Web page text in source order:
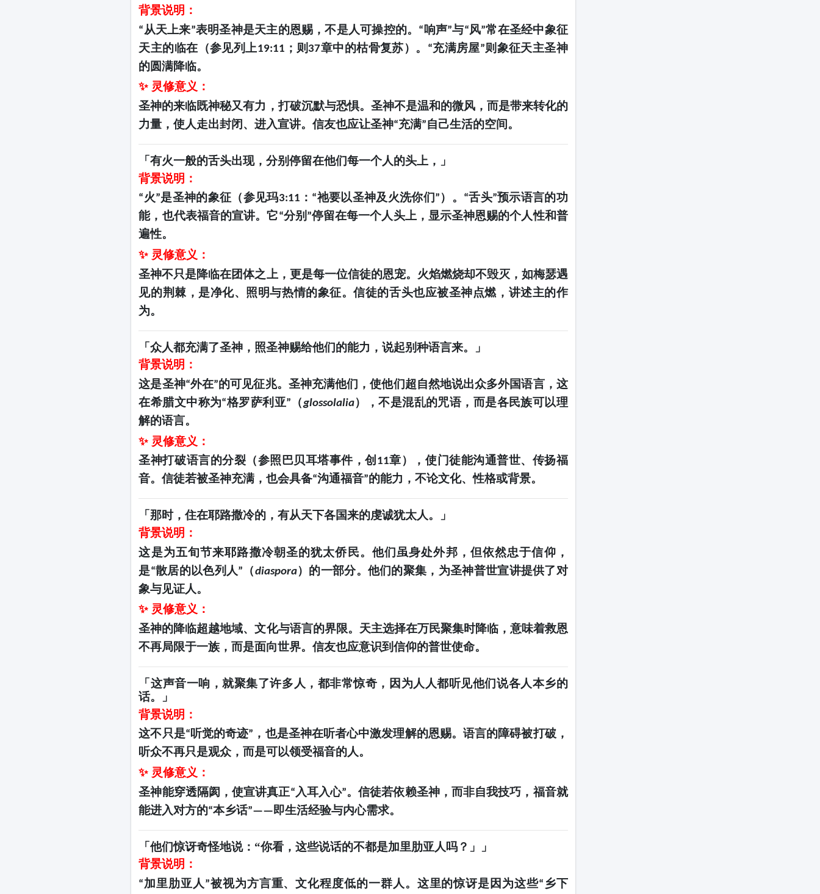
背景说明：
“ 从天上来”表明圣神是天主的恩赐，不是人可操控的。 “响声”与“风”常在圣经中象征
天主的临在（参见列上19:11 ；则 37章中的枯骨复苏）。 “充满房屋”则象征天主圣神
的圆满降临。
✨ 灵修意义：
圣神的来临既神秘又有力，打破沉默与恐惧。圣神不是温和的微风，而是带来转化的
力量，使人走出封闭、进入宣讲。信友也应让圣神“充满”自己生活的空间。
「有火一般的舌头出现，分别停留在他们每一个人的头上，」
背景说明：
“ 火”是圣神的象征（参见玛3:11 ： “祂要以圣神及火洗你们 ” ）。 “舌头”预示语言的功
能，也代表福音的宣讲。它“分别 ”停留在每一个人头上，显示圣神恩赐的个人性和普
遍性。
✨ 灵修意义：
圣神不只是降临在团体之上，更是每一位信徒的恩宠。火焰燃烧却不毁灭，如梅瑟遇
见的荆棘，是净化、照明与热情的象征。信徒的舌头也应被圣神点燃，讲述主的作
为。
「众人都充满了圣神，照圣神赐给他们的能力，说起别种语言来。」
背景说明：
这是圣神“外在”的可见征兆。圣神充满他们，使他们超自然地说出众多外国语言，这
在希腊文中称为“格罗萨利亚” （glossolalia），不是混乱的咒语，而是各民族可以理
解的语言。
✨ 灵修意义：
圣神打破语言的分裂（参照巴贝耳塔事件，创 11章），使门徒能沟通普世、传扬福
音。信徒若被圣神充满，也会具备“沟通福音”的能力，不论文化、性格或背景。
「那时，住在耶路撒冷的，有从天下各国来的虔诚犹太人。」
背景说明：
这是为五旬节来耶路撒冷朝圣的犹太侨民。他们虽身处外邦，但依然忠于信仰，
是“散居的以色列人 ” （diaspora）的一部分。他们的聚集，为圣神普世宣讲提供了对
象与见证人。
✨ 灵修意义：
圣神的降临超越地域、文化与语言的界限。天主选择在万民聚集时降临，意味着救恩
不再局限于一族，而是面向世界。信友也应意识到信仰的普世使命。
「这声音一响，就聚集了许多人，都非常惊奇，因为人人都听见他们说各人本乡的
话。」
背景说明：
这不只是“听觉的奇迹” ，也是圣神在听者心中激发理解的恩赐。语言的障碍被打破，
听众不再只是观众，而是可以领受福音的人。
✨ 灵修意义：
圣神能穿透隔阂，使宣讲真正“ 入耳入心”。信徒若依赖圣神，而非自我技巧，福音就
能进入对方的“本乡话”——即生活经验与内心需求。
「他们惊讶奇怪地说： “你看，这些说话的不都是加里肋亚人吗？」」
背景说明：
“加里肋亚人 ”被视为方言重、文化程度低的一群人。这里的惊讶是因为这些“ 乡下